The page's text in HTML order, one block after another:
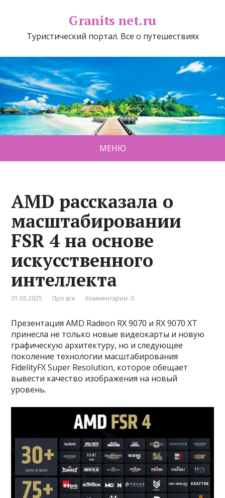
Granits net.ru
Туристический портал. Все о путешествиях
МЕНЮ
AMD рассказала о
масштабировании
FSR 4 на основе
искусственного
интеллекта
01.03.2025 Про все Комментарии: 0
Презентация AMD Radeon RX 9070 и RX 9070 XT
принесла не только новые видеокарты и новую
графическую архитектуру, но и следующее
поколение технологии масштабирования
FidelityFX Super Resolution, которое обещает
вывести качество изображения на новый
уровень.